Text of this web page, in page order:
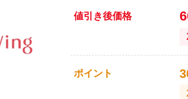
値引き後価格
ポイント